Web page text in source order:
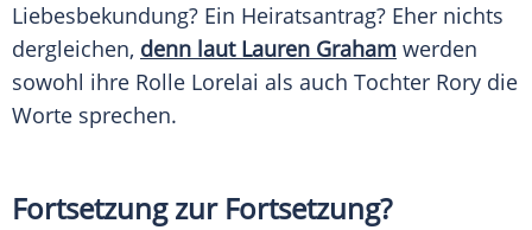
Liebesbekundung? Ein Heiratsantrag? Eher nichts
dergleichen, denn laut Lauren Graham werden
sowohl ihre Rolle Lorelai als auch Tochter Rory die
Worte sprechen.
Fortsetzung zur Fortsetzung?